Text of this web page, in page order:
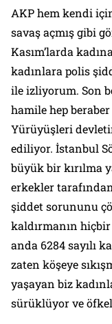
AKP hem kendi
savaş açmış gibi
Kasım’larda
kadınlara polis
ile izliyorum. Son
hamile hep beraber
Yürüyüşleri
ediliyor. İstanbul
büyük bir kırılma
erkekler
şiddet sorununu
kaldırmanın hiçbir
anda 6284 sayılı
zaten köşeye
yaşayan biz
sürüklüyor ve